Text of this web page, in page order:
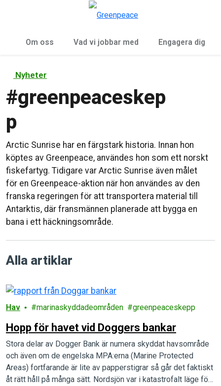
Om oss Vad vi jobbar med Engagera dig
Nyheter
#greenpeaceskep
p
Arctic Sunrise har en färgstark historia. Innan hon
köptes av Greenpeace, användes hon som ett norskt
fiskefartyg. Tidigare var Arctic Sunrise även målet
för en Greenpeace-aktion när hon användes av den
franska regeringen för att transportera material till
Antarktis, där fransmännen planerade att bygga en
bana i ett häckningsområde.
Alla artiklar
Hav marinaskyddadeområden greenpeaceskepp
Hopp för havet vid Doggers bankar
Stora delar av Dogger Bank är numera skyddat havsområde
och även om de engelska MPA:erna (Marine Protected
Areas) fortfarande är lite av papperstigrar så går det faktiskt
åt rätt håll på många sätt. Nordsjön var i katastrofalt läge för